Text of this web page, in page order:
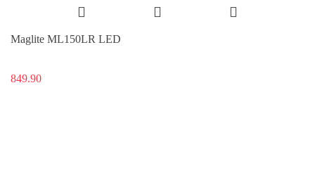
Maglite ML150LR LED
849.90